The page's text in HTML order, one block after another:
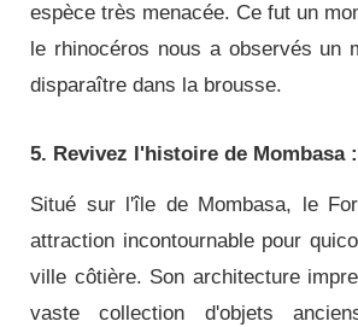
espèce très menacée. Ce fut un
le rhinocéros nous a observés un
disparaître dans la brousse.
5. Revivez l'histoire de Mombasa
Situé sur l'île de Mombasa, le
attraction incontournable pour
ville côtière. Son architecture
vaste collection d'objets